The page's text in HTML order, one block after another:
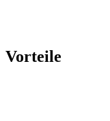
Vorteile